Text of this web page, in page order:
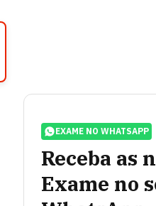
EXAME NO WHATSAPP
Receba as
Exame no